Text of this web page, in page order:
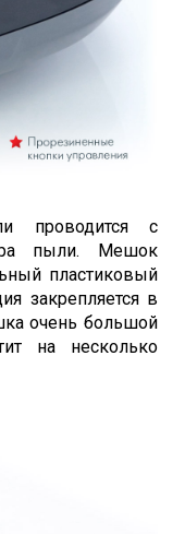
проводится с
пыли. Мешок
пластиковый
закрепляется в
очень большой
на несколько